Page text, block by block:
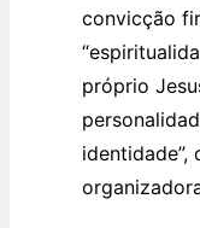
convicção
próprio
identidade”,